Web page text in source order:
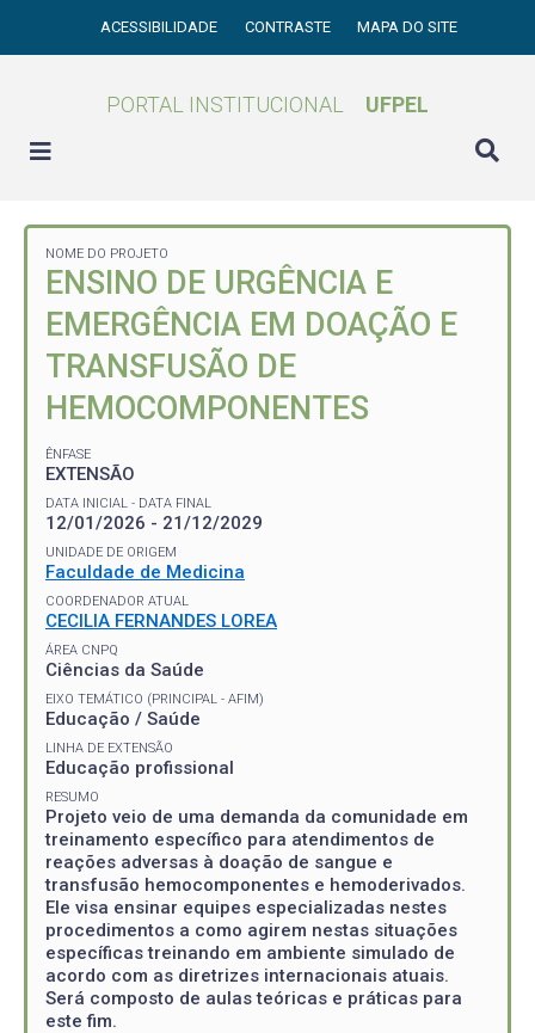
ACESSIBILIDADE CONTRASTE MAPA DO SITE
PORTAL INSTITUCIONAL UFPEL
NOME DO PROJETO
ENSINO DE URGÊNCIA E
EMERGÊNCIA EM DOAÇÃO E
TRANSFUSÃO DE
HEMOCOMPONENTES
ÊNFASE
EXTENSÃO
DATA INICIAL - DATA FINAL
12/01/2026 - 21/12/2029
UNIDADE DE ORIGEM
Faculdade de Medicina
COORDENADOR ATUAL
CECILIA FERNANDES LOREA
ÁREA CNPQ
Ciências da Saúde
EIXO TEMÁTICO (PRINCIPAL - AFIM)
Educação / Saúde
LINHA DE EXTENSÃO
Educação profissional
RESUMO
Projeto veio de uma demanda da comunidade em
treinamento específico para atendimentos de
reações adversas à doação de sangue e
transfusão hemocomponentes e hemoderivados.
Ele visa ensinar equipes especializadas nestes
procedimentos a como agirem nestas situações
específicas treinando em ambiente simulado de
acordo com as diretrizes internacionais atuais.
Será composto de aulas teóricas e práticas para
este fim.